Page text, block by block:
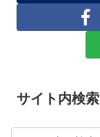
サイト内検索